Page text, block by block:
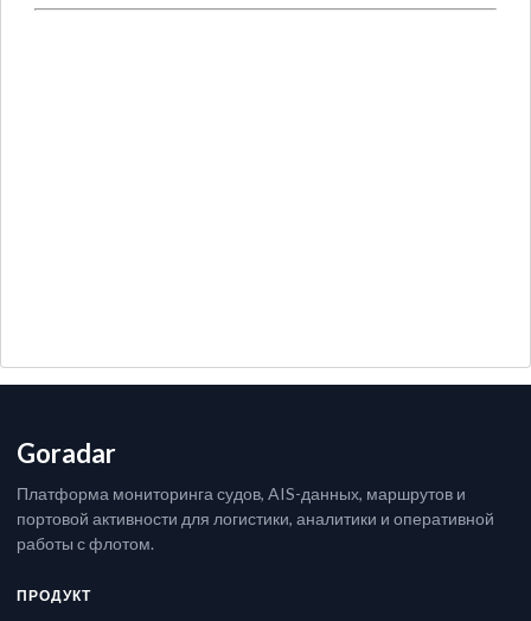
Goradar
Платформа мониторинга судов, AIS-данных, маршрутов и
портовой активности для логистики, аналитики и оперативной
работы с флотом.
ПРОДУКТ